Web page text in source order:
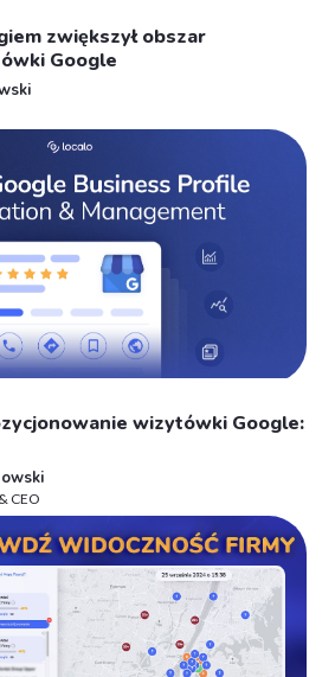
zwiększył obszar
Google
wizytówki Google:
CEO